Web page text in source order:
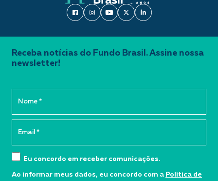
Receba notícias do Fundo Brasil. Assine nossa
newsletter!
Eu concordo em receber comunicações.
Ao informar meus dados, eu concordo com a Política de